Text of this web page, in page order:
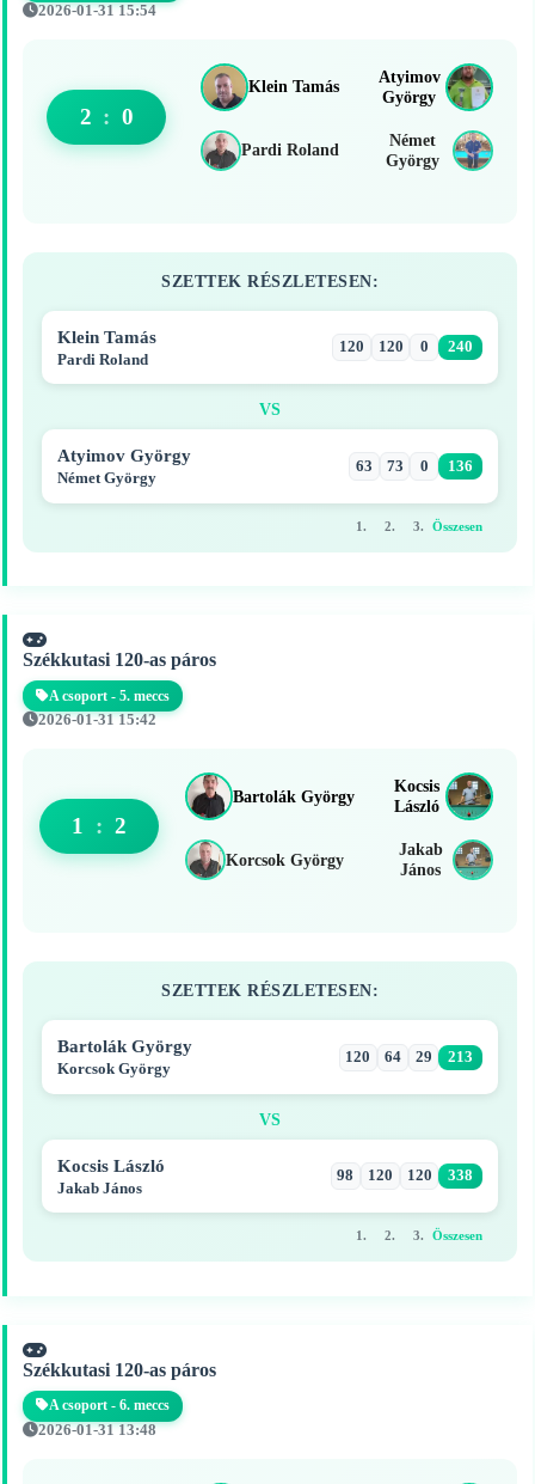
2026-01-31 15:54
Klein Tamás
Pardi Roland
2 : 0
Atyimov
György
Német
György
SZETTEK RÉSZLETESEN:
Klein Tamás
Pardi Roland
120 120 0 240
VS
Atyimov György
Német György
63 73 0 136
1. 2. 3. Összesen
Székkutasi 120-as páros
A csoport - 5. meccs
2026-01-31 15:42
Bartolák György
Korcsok György
1 : 2
Kocsis
László
Jakab
János
SZETTEK RÉSZLETESEN:
Bartolák György
Korcsok György
120 64 29 213
VS
Kocsis László
Jakab János
98 120 120 338
1. 2. 3. Összesen
Székkutasi 120-as páros
A csoport - 6. meccs
2026-01-31 13:48